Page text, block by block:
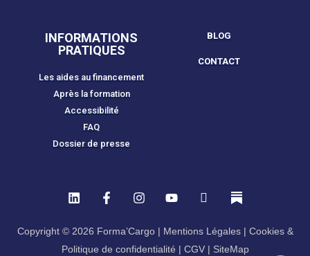
INFORMATIONS
PRATIQUES
Les aides au financement
Après la formation
Accessibilité
FAQ
Dossier de presse
BLOG
CONTACT
Copyright © 2026 Forma’Cargo | Mentions Légales| Cookies &
Politique de confidentialité | CGV| SiteMap​